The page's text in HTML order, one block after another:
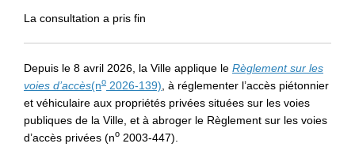
La consultation a pris fin
Depuis le 8 avril 2026, la Ville applique le Règlement sur les
voies d’accès(Liens externes)
(no 2026-139) (Liens externes)
, à réglementer l’accès piétonnier
et véhiculaire aux propriétés privées situées sur les voies
publiques de la Ville, et à abroger le Règlement sur les voies
d’accès privées (no 2003-447).